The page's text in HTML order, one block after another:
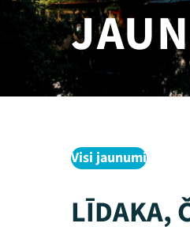
Visi jaunumi
LĪDAKA,